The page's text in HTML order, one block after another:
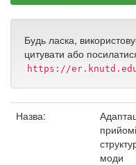
Будь ласка,
цитувати або
https://
Назва:
моди